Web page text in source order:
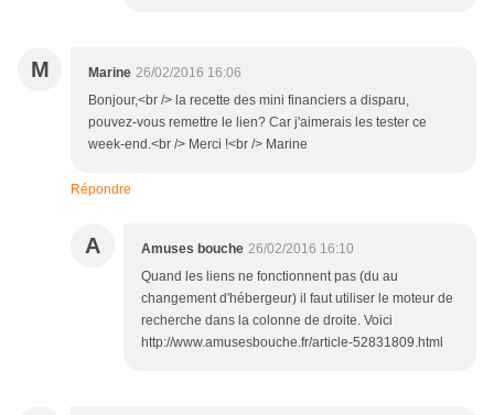
M Marine 26/02/2016 16:06
Bonjour,<br /> la recette des mini financiers a disparu,
pouvez-vous remettre le lien? Car j'aimerais les tester ce
week-end.<br /> Merci !<br /> Marine
Répondre
A Amuses bouche 26/02/2016 16:10
Quand les liens ne fonctionnent pas (du au
changement d'hébergeur) il faut utiliser le moteur de
recherche dans la colonne de droite. Voici
http://www.amusesbouche.fr/article-52831809.html